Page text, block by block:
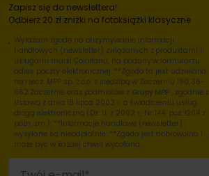
Zapisz się do newslettera!
Odbierz 20 zł zniżki na fotoksiążki klasyczne.
Wyrażam zgodę na otrzymywanie informacji
handlowych (newsletter) związanych z produktami i
usługami marki Colorland, na podany w formularzu
adres poczty elektronicznej. **Zgoda ta jest udzielana
na rzecz: MPP sp. z o.o. z siedzibą w Zaczerniu 190, 36-
062 Zaczernie oraz podmiotów z Grupy MPP , zgodnie z
Ustawą z dnia 18 lipca 2002 r. o świadczeniu usług
drogą elektroniczną (Dz. U. z 2002 r., Nr 144, poz. 1204 z
późn. zm.). **Informacje handlowe (newsletter)
wysyłane są nieodpłatnie. **Zgoda jest dobrowolna i
może być w każdej chwili wycofana.